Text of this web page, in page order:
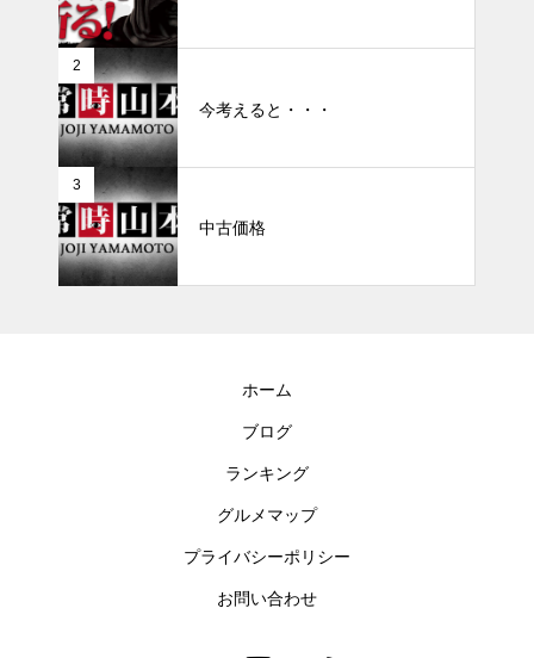
2
今考えると・・・
3
中古価格
ホーム
ブログ
ランキング
グルメマップ
プライバシーポリシー
お問い合わせ